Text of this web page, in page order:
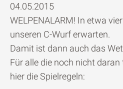
04.05.2015
WELPENALARM! In etwa
unseren C-Wurf erwarten.
Damit ist dann auch das
Für alle die noch nicht
hier die Spielregeln: